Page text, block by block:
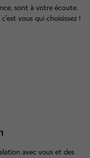
sont à votre écoute.
vous qui choisissez !
avec vous et des